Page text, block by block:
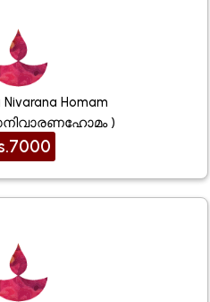
Homam
)